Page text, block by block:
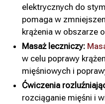
elektrycznych do
pomaga w
krążenia w obszarze
Masaż leczniczy:
w celu poprawy
mięśniowych i
Ćwiczenia
rozciąganie mięśni i